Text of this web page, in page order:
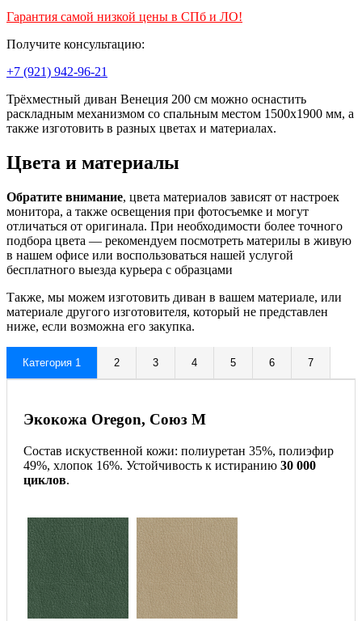
Гарантия самой низкой цены в СПб и ЛО!
Получите консультацию:
+7 (921) 942-96-21
Трёхместный диван Венеция 200 см можно оснастить
раскладным механизмом со спальным местом 1500х1900 мм, а
также изготовить в разных цветах и материалах.
Цвета и материалы
Обратите внимание, цвета материалов зависят от настроек
монитора, а также освещения при фотосъемке и могут
отличаться от оригинала. При необходимости более точного
подбора цвета — рекомендуем посмотреть материлы в живую
в нашем офисе или воспользоваться нашей услугой
бесплатного выезда курьера с образцами
Также, мы можем изготовить диван в вашем материале, или
материале другого изготовителя, который не представлен
ниже, если возможна его закупка.
Категория 1 2 3 4 5 6 7
Экокожа Oregon, Союз М
Состав искуственной кожи: полиуретан 35%, полиэфир
49%, хлопок 16%. Устойчивость к истиранию 30 000
циклов.